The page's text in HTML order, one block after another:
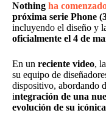
Nothing ha
próxima serie Phone
incluyendo el diseño y
oficialmente el 4 de
En un reciente video,
su equipo de
dispositivo, abordando
integración de una
evolución de su